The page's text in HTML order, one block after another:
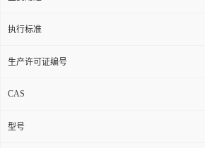
执行标准
生产许可证编号
CAS
型号